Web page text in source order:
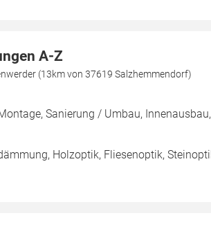
A-Z
(13km von 37619 Salzhemmendorf)
Sanierung / Umbau,
Holzoptik, Fliesenoptik,